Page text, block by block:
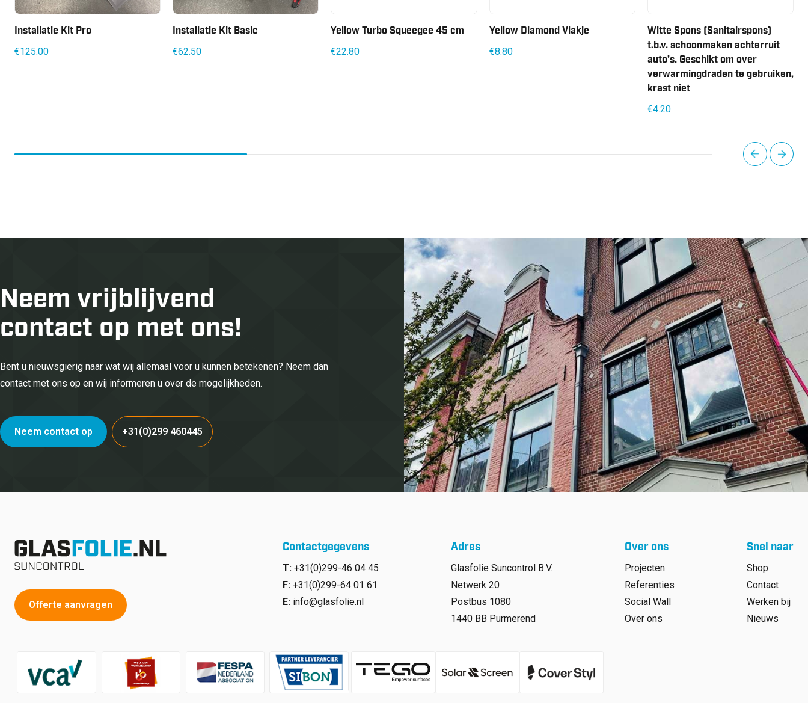
Installatie Kit Pro
€125.00
Installatie Kit Basic
€62.50
Yellow Turbo Squeegee 45 cm
€22.80
Yellow Diamond Vlakje
€8.80
Witte Spons (Sanitairspons)
t.b.v. schoonmaken achterruit
auto’s. Geschikt om over
verwarmingdraden te gebruiken,
krast niet
€4.20
prev
next
Neem vrijblijvend
contact op met ons!
Bent u nieuwsgierig naar wat wij allemaal voor u kunnen betekenen? Neem dan
contact met ons op en wij informeren u over de mogelijkheden.
Neem contact op +31(0)299 460445
Offerte aanvragen
Contactgegevens
T: +31(0)299-46 04 45
F: +31(0)299-64 01 61
E: info@glasfolie.nl
Adres
Glasfolie Suncontrol B.V.
Netwerk 20
Postbus 1080
1440 BB Purmerend
Over ons
Projecten
Referenties
Social Wall
Over ons
Snel naar
Shop
Contact
Werken bij
Nieuws